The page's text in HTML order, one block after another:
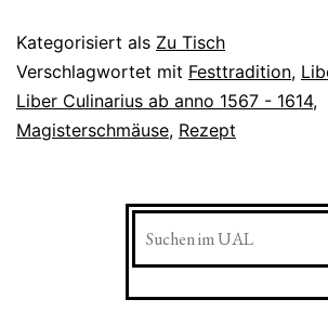
Culinarius
Kategorisiert als Zu Tisch
Verschlagwortet mit Festtradition,
Liber Culinarius ab anno 1567 - 1614,
Magisterschmäuse, Rezept
Suchen